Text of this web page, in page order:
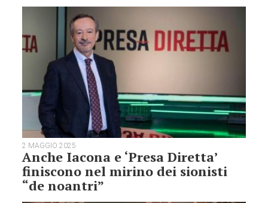
2 MAGGIO 2025
Anche Iacona e ‘Presa Diretta’
finiscono nel mirino dei sionisti
“de noantri”